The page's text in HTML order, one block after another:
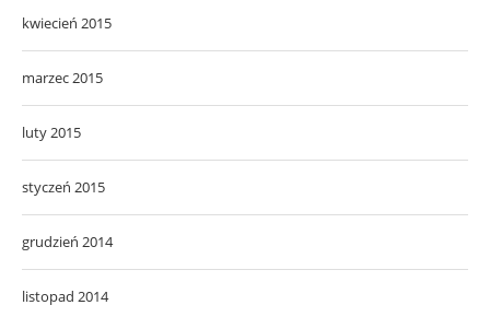
kwiecień 2015
marzec 2015
luty 2015
styczeń 2015
grudzień 2014
listopad 2014